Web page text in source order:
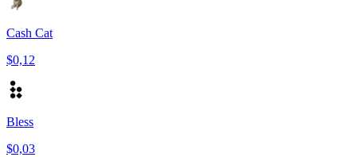
Cash Cat
$0,12
Bless
$0,03